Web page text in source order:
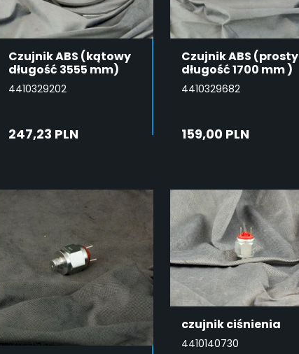
Czujnik ABS (kątowy
długość 3555 mm)
4410329202
247,23 PLN
KOSZYKA
Czujnik ABS (prosty
długość 1700 mm )
4410329682
159,00 PLN
KOSZYKA
czujnik ciśnienia
4410140730